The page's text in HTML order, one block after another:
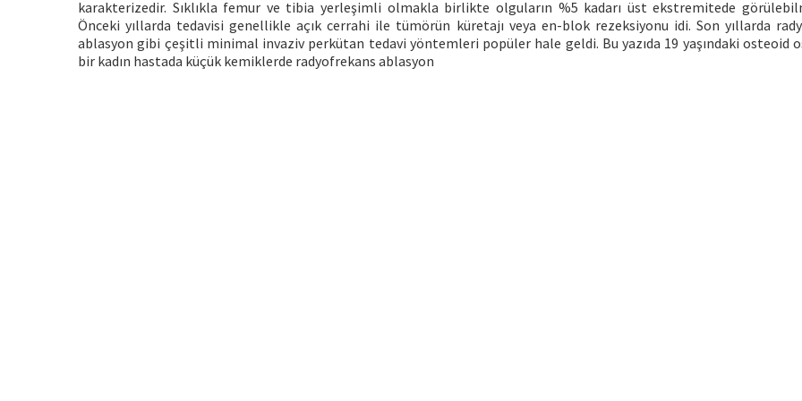
karakterizedir. Sıklıkla femur ve tibia yerleşimli olmakla birlikte olguların %5 kadarı üst ekstremitede
Önceki yıllarda tedavisi genellikle açık cerrahi ile tümörün küretajı veya en-blok rezeksiyonu idi. Son yıllarda
ablasyon gibi çeşitli minimal invaziv perkütan tedavi yöntemleri popüler hale geldi. Bu yazıda 19 yaşındaki osteoid
bir kadın hastada küçük kemiklerde radyofrekans ablasyon